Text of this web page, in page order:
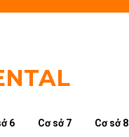
6 Cơ sở 7 Cơ sở 8